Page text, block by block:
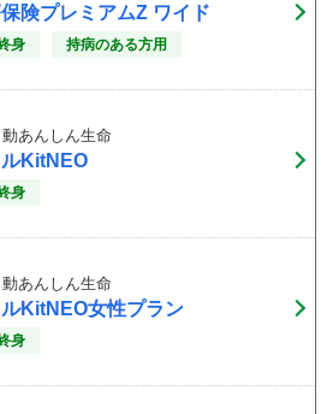
険プレミアムZ ワイド
身 持病のある方用
あんしん生命
KitNEO
身
あんしん生命
KitNEO女性プラン
身